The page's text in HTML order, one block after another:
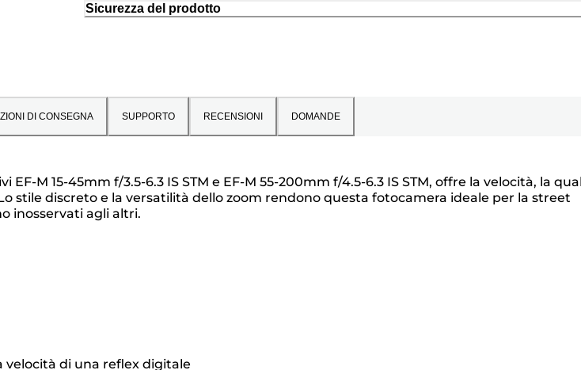
Sicurezza del prodotto
DI CONSEGNA SUPPORTO RECENSIONI DOMANDE
M 15-45mm f/3.5-6.3 IS STM e EF-M 55-200mm f/4.5-6.3 IS STM, offre la velocità, la
stile discreto e la versatilità dello zoom rendono questa fotocamera ideale per la street
inosservati agli altri.
velocità di una reflex digitale